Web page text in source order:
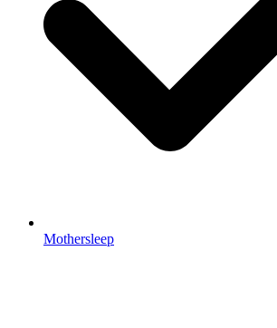
Mothersleep